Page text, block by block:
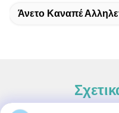
Άνετο Καναπέ